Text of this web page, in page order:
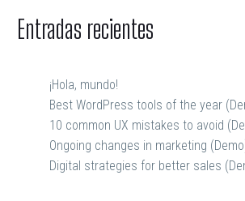
Entradas recientes
¡Hola, mundo!
Best WordPress tools of the year
10 common UX mistakes to avoid
Ongoing changes in marketing
Digital strategies for better sales